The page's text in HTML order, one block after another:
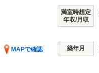
満室時想定
年収/月収
MAPで確認 築年月